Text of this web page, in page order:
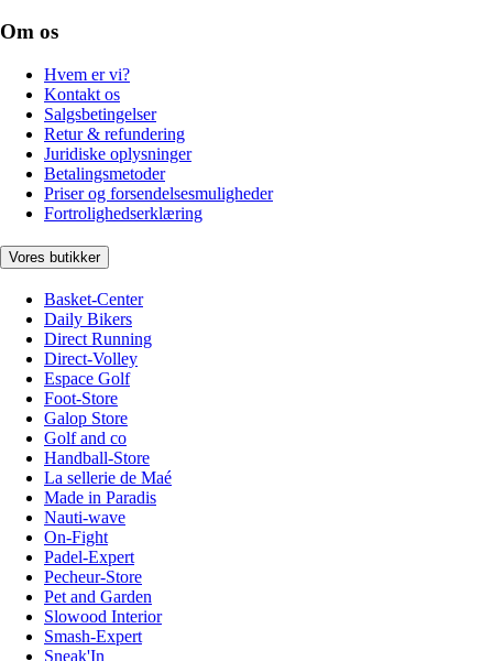
Om os
Hvem er vi?
Kontakt os
Salgsbetingelser
Retur & refundering
Juridiske oplysninger
Betalingsmetoder
Priser og forsendelsesmuligheder
Fortrolighedserklæring
Vores butikker
Basket-Center
Daily Bikers
Direct Running
Direct-Volley
Espace Golf
Foot-Store
Galop Store
Golf and co
Handball-Store
La sellerie de Maé
Made in Paradis
Nauti-wave
On-Fight
Padel-Expert
Pecheur-Store
Pet and Garden
Slowood Interior
Smash-Expert
Sneak'In